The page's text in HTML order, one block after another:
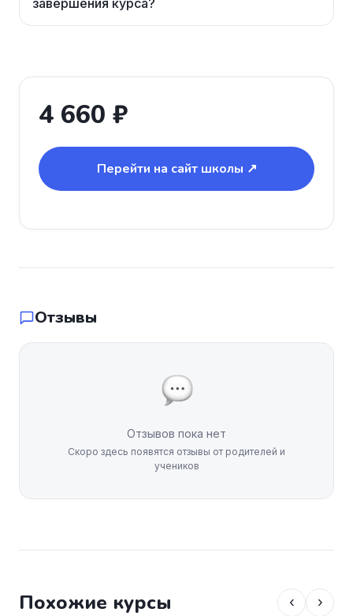
завершения курса?
4 660 ₽
Перейти на сайт школы ↗
Отзывы
Отзывов пока нет
Скоро здесь появятся отзывы от родителей и
учеников
Похожие курсы ‹ ›